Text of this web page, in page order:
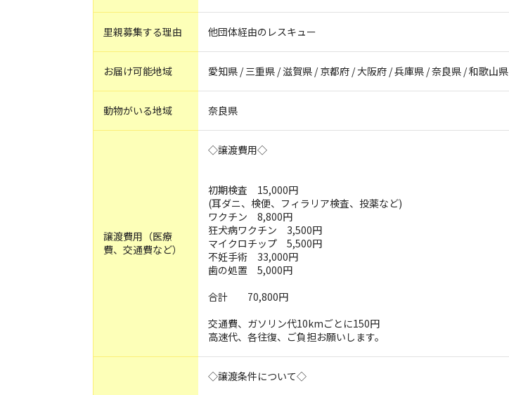
里親募集する理由 他団体経由のレスキュー
お届け可能地域 愛知県 / 三重県 / 滋賀県 / 京都府 / 大阪府 / 兵庫県 / 奈良県 / 和歌山県
動物がいる地域 奈良県
譲渡費用（医療
費、交通費など）
◇譲渡費用◇
初期検査 15,000円
(耳ダニ、検便、フィラリア検査、投薬など)
ワクチン 8,800円
狂犬病ワクチン 3,500円
マイクロチップ 5,500円
不妊手術 33,000円
歯の処置 5,000円
合計 70,800円
交通費、ガソリン代10kmごとに150円
高速代、各往復、ご負担お願いします。
◇譲渡条件について◇